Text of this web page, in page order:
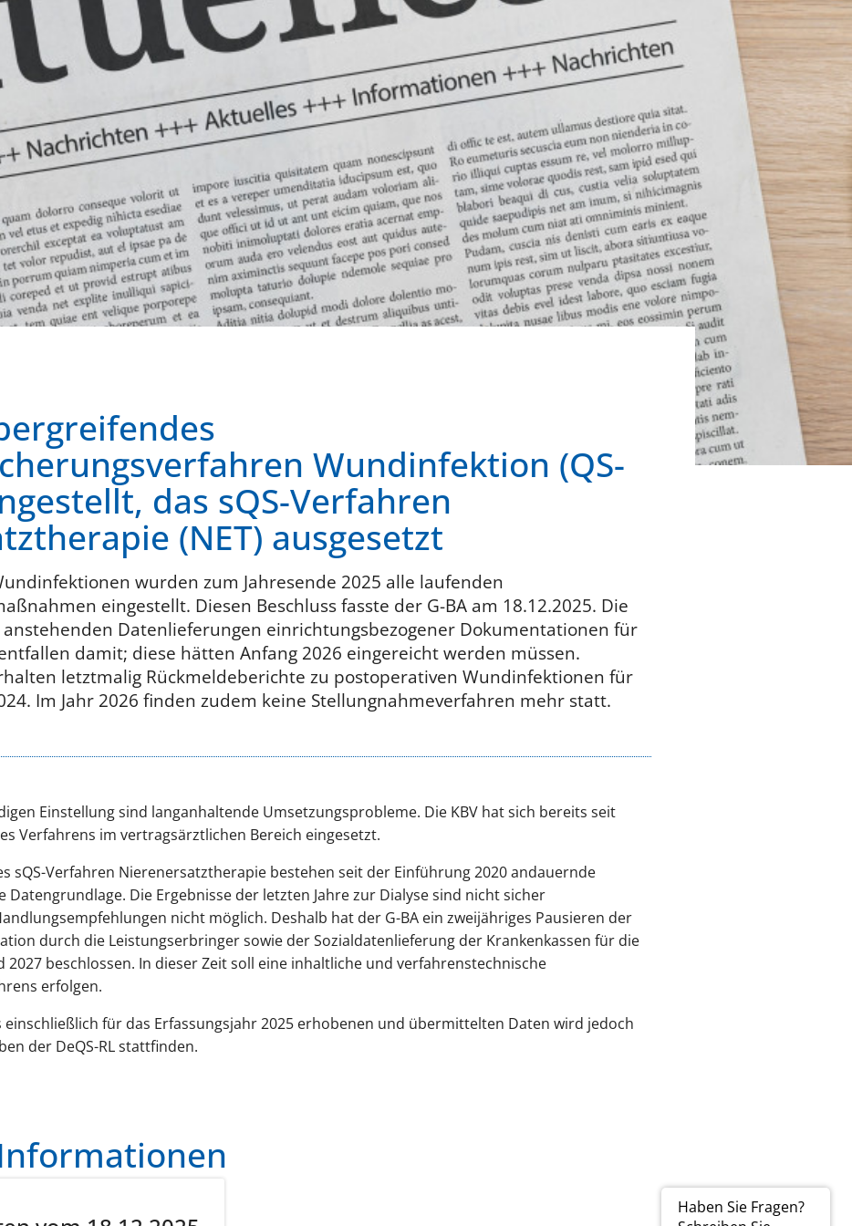
Haben Sie Fragen?
Wundinfektion (QS-
das sQS-Verfahren
(NET) ausgesetzt
wurden zum Jahresende 2025 alle laufenden
eingestellt. Diesen Beschluss fasste der G-BA am 18.12.2025. Die
Datenlieferungen einrichtungsbezogener Dokumentationen für
damit; diese hätten Anfang 2026 eingereicht werden müssen.
letztmalig Rückmeldeberichte zu postoperativen Wundinfektionen für
Im Jahr 2026 finden zudem keine Stellungnahmeverfahren mehr statt.
Einstellung sind langanhaltende Umsetzungsprobleme. Die KBV hat sich bereits seit
Verfahrens im vertragsärztlichen Bereich eingesetzt.
sQS-Verfahren Nierenersatztherapie bestehen seit der Einführung 2020 andauernde
Datengrundlage. Die Ergebnisse der letzten Jahre zur Dialyse sind nicht sicher
nicht möglich. Deshalb hat der G-BA ein zweijähriges Pausieren der
durch die Leistungserbringer sowie der Sozialdatenlieferung der Krankenkassen für die
2027 beschlossen. In dieser Zeit soll eine inhaltliche und verfahrenstechnische
erfolgen.
einschließlich für das Erfassungsjahr 2025 erhobenen und übermittelten Daten wird jedoch
der DeQS-RL stattfinden.